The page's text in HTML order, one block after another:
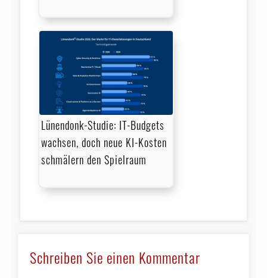
Lünendonk-Studie: IT-Budgets
wachsen, doch neue KI-Kosten
schmälern den Spielraum
Schreiben Sie einen Kommentar